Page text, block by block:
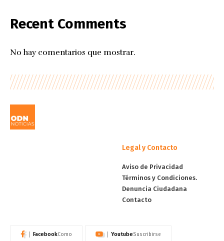
Recent Comments
No hay comentarios que mostrar.
Legal y Contacto
Aviso de Privacidad
Términos y Condiciones.
Denuncia Ciudadana
Contacto
FacebookComo YoutubeSuscribirse